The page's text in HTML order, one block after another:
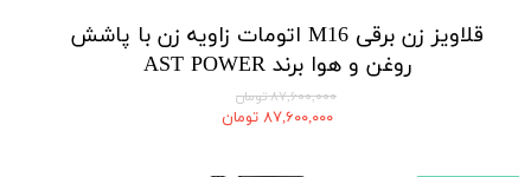
قلاویز زن برقی M16 اتومات زاویه زن با پاشش
روغن و هوا برند AST POWER
۸۷,۶۰۰,۰۰۰ تومان
۸۷,۶۰۰,۰۰۰ تومان